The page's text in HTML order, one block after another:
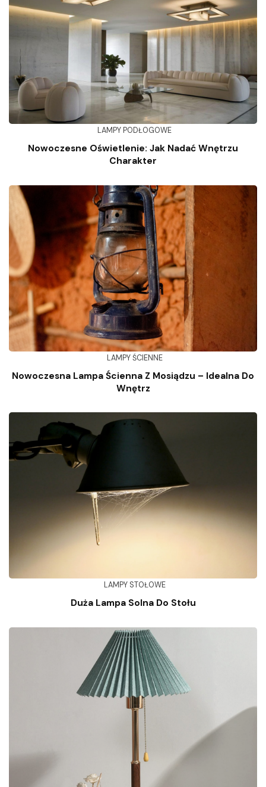
LAMPY PODŁOGOWE
Nowoczesne Oświetlenie: Jak Nadać Wnętrzu
Charakter
LAMPY ŚCIENNE
Nowoczesna Lampa Ścienna Z Mosiądzu – Idealna Do
Wnętrz
LAMPY STOŁOWE
Duża Lampa Solna Do Stołu